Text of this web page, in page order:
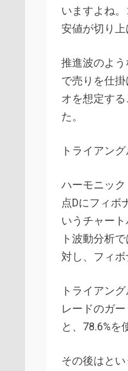
いますよね。
安値が切り上
推進波のよ
で売りを仕
オを想定す
た。
トライアン
ハーモニッ
点Dにフィボ
いうチャー
ト波動分析
対し、フィボ
トライアン
レードのガ
と、78.6%を
その後はと